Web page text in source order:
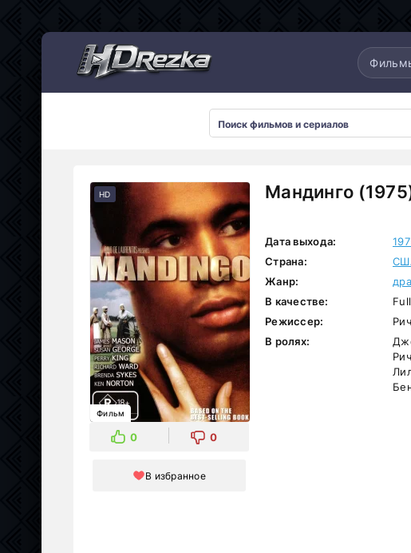
Мандинго
HD
Фильм
0 0
В избранное
Дата выхода:
Страна:
Жанр:
В качестве:
Режиссер:
В ролях:
Мультсериалы